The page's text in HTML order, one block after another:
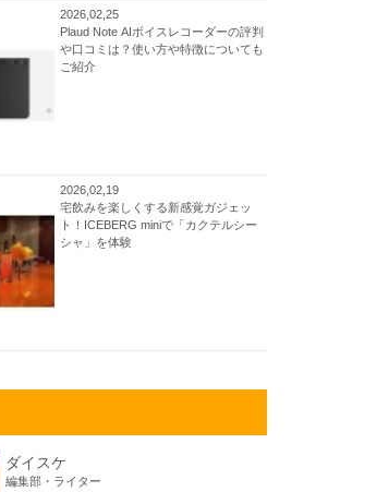
2026,02,25
Plaud Note AIボイスレコーダーの評判
や口コミは？使い方や特徴についても
ご紹介
2026,02,19
宅飲みを楽しくする新感覚ガジェッ
ト！ICEBERG miniで「カクテルシー
シャ」を体験
ダイスケ
編集部・ライター